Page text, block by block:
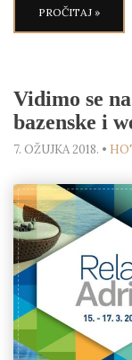
PROČITAJ »
Vidimo se
bazenske i
7. OŽUJKA 2018. •